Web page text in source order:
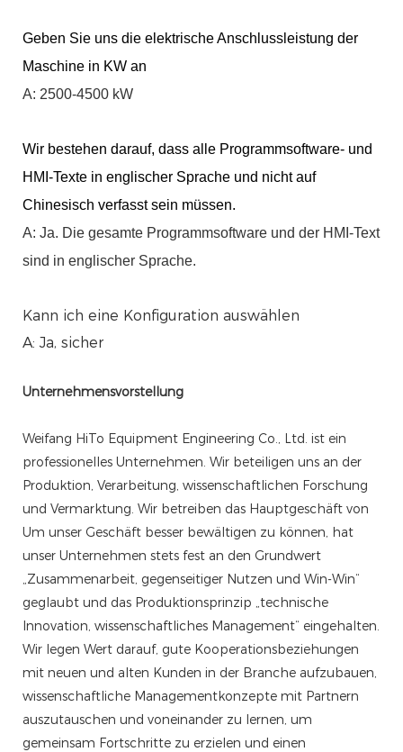
Geben Sie uns die elektrische Anschlussleistung der
Maschine in KW an
A: 2500-4500 kW
Wir bestehen darauf, dass alle Programmsoftware- und
HMI-Texte in englischer Sprache und nicht auf
Chinesisch verfasst sein müssen.
A: Ja. Die gesamte Programmsoftware und der HMI-Text
sind in englischer Sprache.
Kann ich eine Konfiguration auswählen
A: Ja, sicher
Unternehmensvorstellung
Weifang HiTo Equipment Engineering Co., Ltd. ist ein
professionelles Unternehmen. Wir beteiligen uns an der
Produktion, Verarbeitung, wissenschaftlichen Forschung
und Vermarktung. Wir betreiben das Hauptgeschäft von
Um unser Geschäft besser bewältigen zu können, hat
unser Unternehmen stets fest an den Grundwert
„Zusammenarbeit, gegenseitiger Nutzen und Win-Win“
geglaubt und das Produktionsprinzip „technische
Innovation, wissenschaftliches Management“ eingehalten.
Wir legen Wert darauf, gute Kooperationsbeziehungen
mit neuen und alten Kunden in der Branche aufzubauen,
wissenschaftliche Managementkonzepte mit Partnern
auszutauschen und voneinander zu lernen, um
gemeinsam Fortschritte zu erzielen und einen